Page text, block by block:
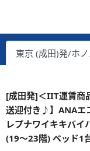
東京 (成田)発/ホ
[成田発]＜IIT運賃商
送迎付き♪】ANAエ
レプナワイキキバイ
(19～23階) ベッド1